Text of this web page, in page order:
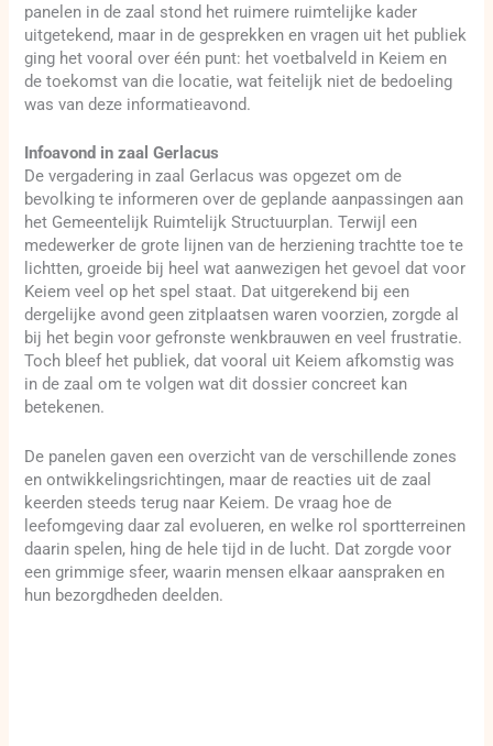
panelen in de zaal stond het ruimere ruimtelijke kader
uitgetekend, maar in de gesprekken en vragen uit het publiek
ging het vooral over één punt: het voetbalveld in Keiem en
de toekomst van die locatie, wat feitelijk niet de bedoeling
was van deze informatieavond.
Infoavond in zaal Gerlacus
De vergadering in zaal Gerlacus was opgezet om de
bevolking te informeren over de geplande aanpassingen aan
het Gemeentelijk Ruimtelijk Structuurplan. Terwijl een
medewerker de grote lijnen van de herziening trachtte toe te
lichtten, groeide bij heel wat aanwezigen het gevoel dat voor
Keiem veel op het spel staat. Dat uitgerekend bij een
dergelijke avond geen zitplaatsen waren voorzien, zorgde al
bij het begin voor gefronste wenkbrauwen en veel frustratie.
Toch bleef het publiek, dat vooral uit Keiem afkomstig was
in de zaal om te volgen wat dit dossier concreet kan
betekenen.
De panelen gaven een overzicht van de verschillende zones
en ontwikkelingsrichtingen, maar de reacties uit de zaal
keerden steeds terug naar Keiem. De vraag hoe de
leefomgeving daar zal evolueren, en welke rol sportterreinen
daarin spelen, hing de hele tijd in de lucht. Dat zorgde voor
een grimmige sfeer, waarin mensen elkaar aanspraken en
hun bezorgdheden deelden.